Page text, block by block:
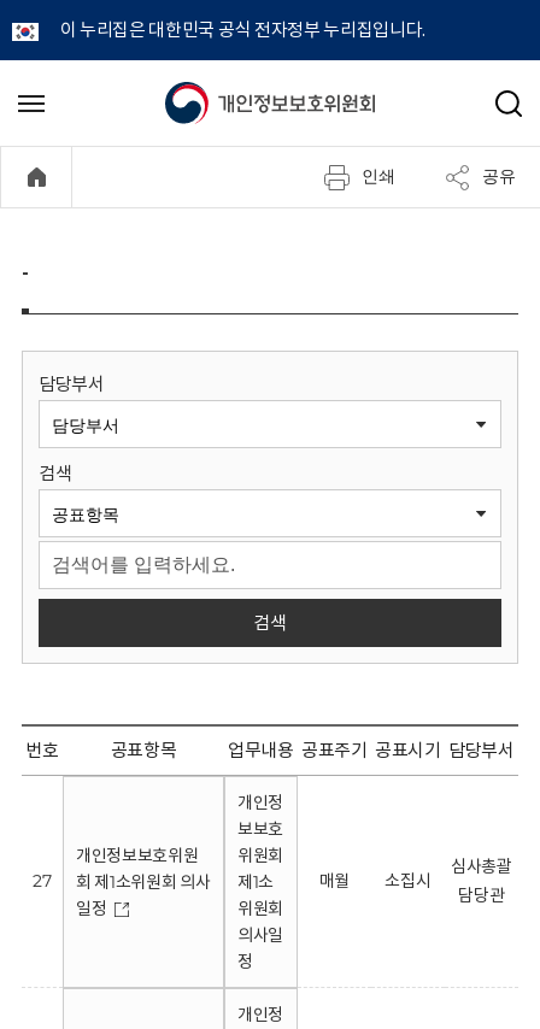
이 누리집은 대한민국 공식 전자정부 누리집입니다.
개
정
보
원
회
메
기
검
인쇄 공유
-
담당부서
검색
검색
번호 공표항목 업무내용 공표주기 공표시기 담당부서
27
개인정보보호위원
회 제1소위원회 의사
일정
개인정
보보호
위원회
제1소
위원회
의사일
정
매월 소집시
심사총괄
담당관
개인정